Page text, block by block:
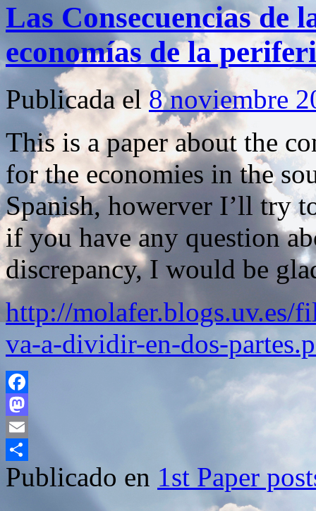
Las Consecuencias de
economías de la
Publicada el 8 noviembre
This is a paper about the
for the economies in the
Spanish, howerver I’ll try
if you have any question
discrepancy, I would be
http://molafer.blogs.uv.es/
va-a-dividir-en-dos-
Facebook
Mastodon
Email
Compartir
Publicado en 1st Paper